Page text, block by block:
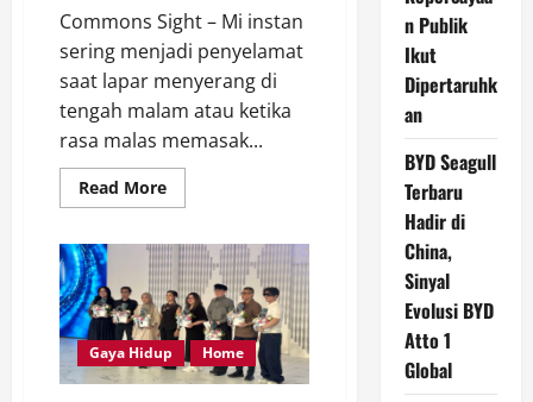
Commons Sight – Mi instan
sering menjadi penyelamat
saat lapar menyerang di
tengah malam atau ketika
rasa malas memasak...
Read MoreRead
more
Membuat
Mi
Instan
Lebih
Sehat
Tanpa
Mengurangi
Cita
Rasa
Gaya Hidup Home
n Publik
Ikut
Dipertaruhk
an
BYD Seagull
Terbaru
Hadir di
China,
Sinyal
Evolusi BYD
Atto 1
Global